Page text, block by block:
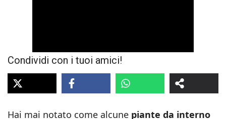
Condividi con i tuoi amici!
Hai mai notato come alcune piante da interno